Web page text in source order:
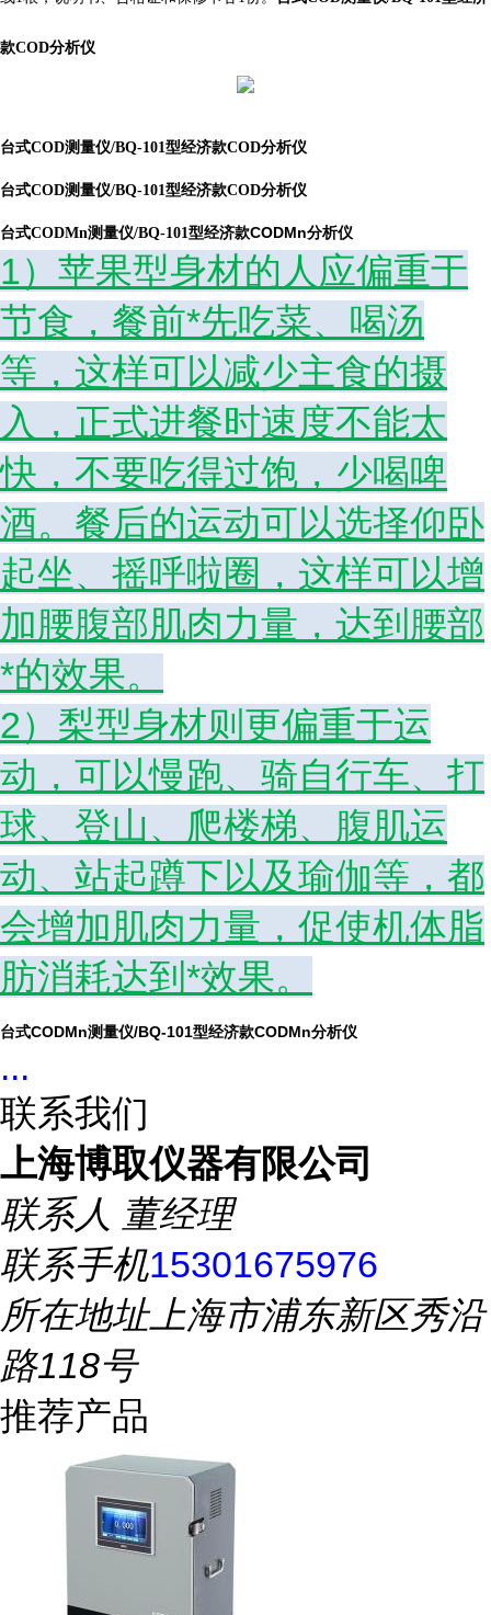
款COD分析仪
台式COD测量仪/BQ-101型经济款COD分析仪
台式COD测量仪/BQ-101型经济款COD分析仪
台式CODMn测量仪/BQ-101型经济款CODMn分析仪
1）苹果型身材的人应偏重于
节食，餐前*先吃菜、喝汤
等，这样可以减少主食的摄
入，正式进餐时速度不能太
快，不要吃得过饱，少喝啤
酒。餐后的运动可以选择仰卧
起坐、摇呼啦圈，这样可以增
加腰腹部肌肉力量，达到腰部
*的效果。
2）梨型身材则更偏重于运
动，可以慢跑、骑自行车、打
球、登山、爬楼梯、腹肌运
动、站起蹲下以及瑜伽等，都
会增加肌肉力量，促使机体脂
肪消耗达到*效果。
台式CODMn测量仪/BQ-101型经济款CODMn分析仪
...
联系我们
上海博取仪器有限公司
联系人 董经理
联系手机15301675976
所在地址上海市浦东新区秀沿
路118号
推荐产品